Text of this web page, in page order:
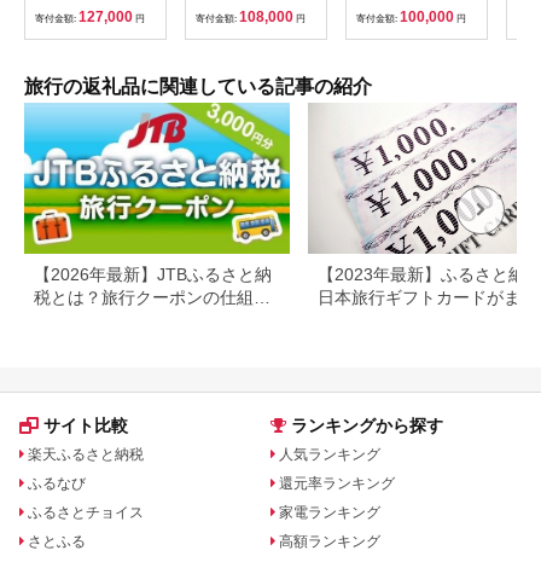
温泉 宿泊券 旅行 トラ
ベル 宿泊 宿泊施設 宿
レジャー F6P-0991
寄付金額: 127,000 円
／21-6／20・10／1-
11／30）
寄付金額: 108,000 円 寄付金額: 100,000 円
旅行の返礼品に関連している記事の紹介
【2026年最新】JTBふるさと納
税とは？旅行クーポンの仕組
【2023年最新】ふるさと納
日本旅行ギフトカードがまだ
サイト比較
楽天ふるさと納税
ふるなび
ふるさとチョイス
さとふる
ランキングから探す
人気ランキング
還元率ランキング
家電ランキング
高額ランキング